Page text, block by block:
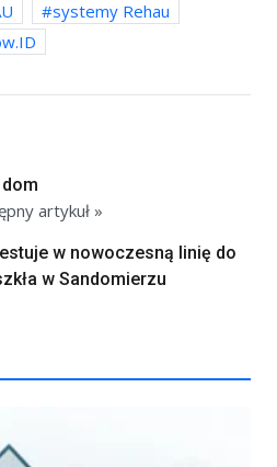
systemy Rehau
artykuł »
w nowoczesną linię do
w Sandomierzu